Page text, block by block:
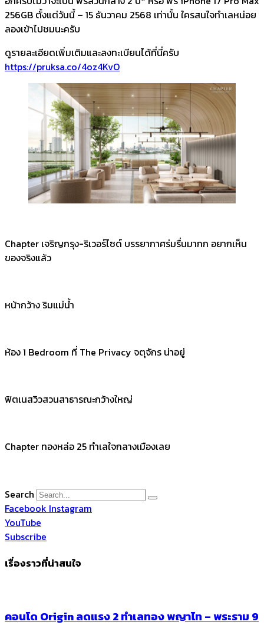
256GB ตั้งแต่วันนี้ – 15 ธันวาคม 2568 เท่านั้น ใครสนใจทำเลหน่อย
ลองเข้าไปชมนะครับ
ดูรายละเอียดเพิ่มเติมและลงทะเบียนได้ที่นี่ครับ
https://pruksa.co/4oz4KvO
Chapter เจริญกรุง-ริเวอร์ไซด์ บรรยากาศร่มรื่นมากก อยากเห็น
ของจริงแล้ว
หน้ากว้าง ริมแม่น้ำ
ห้อง 1 Bedroom ที่ The Privacy จตุจักร น่าอยู่
ฟิตเนสวิวสวนสาธารณะกว้างใหญ่
Chapter ทองหล่อ 25 ทำเลใจกลางเมืองเลย
Search
Facebook Instagram
YouTube
Subscribe
เรื่องราวที่น่าสนใจ
คอนโด Origin ลดแรง 2 ทำเลทอง พญาไท – พระราม 9